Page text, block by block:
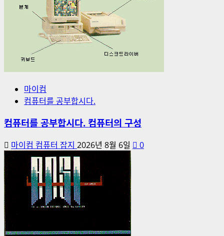
마이컴
컴퓨터를 공부합시다.
컴퓨터를 공부합시다. 컴퓨터의 구성
마이컴 컴퓨터 잡지 2026년 8월 6일 0